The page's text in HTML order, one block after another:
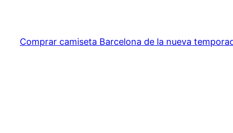
contenido
Comprar camiseta Barcelona de la nueva